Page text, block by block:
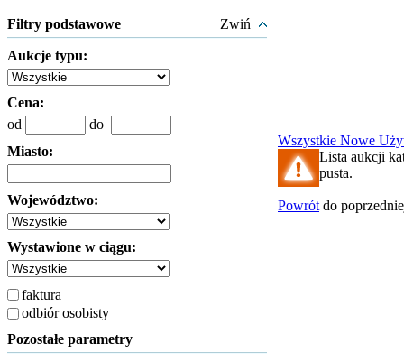
Filtry podstawowe Zwiń
Aukcje typu:
Cena:
od
do
Miasto:
Województwo:
Wystawione w ciągu:
faktura
odbiór osobisty
Pozostałe parametry
Wszystkie Nowe
Lista aukcji
pusta.
Powrót do